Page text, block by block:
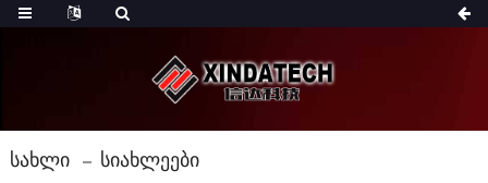
Სახლი Სიახლეები